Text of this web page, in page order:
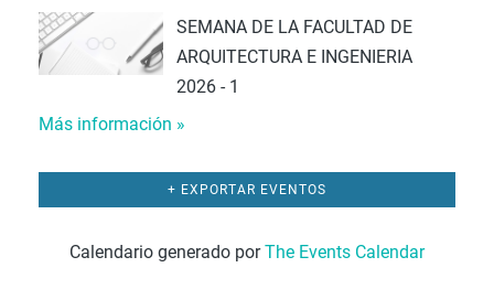
SEMANA DE LA FACULTAD DE
ARQUITECTURA E INGENIERIA
2026 - 1
Más información »
+ EXPORTAR EVENTOS
Calendario generado porThe Events Calendar